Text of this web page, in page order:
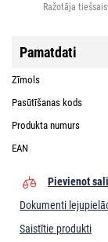
Ražotāja
Pamatdati
Zīmols
Pasūtīšanas kods
Produkta numurs
EAN
Pievienot
Dokumenti
Saistītie produkti